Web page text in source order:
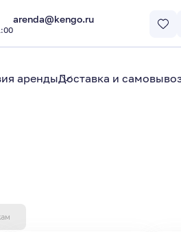
arenda@kengo.ru
арендыДоставка и